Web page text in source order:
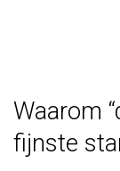
Waarom
fijnste